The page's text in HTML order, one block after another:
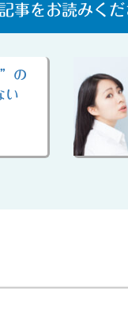
記事をお読みくだ
の
い